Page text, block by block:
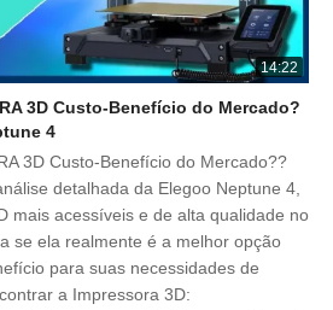
14:22
3D Custo-Benefício do Mercado?
4
3D Custo-Benefício do Mercado??
detalhada da Elegoo Neptune 4,
mais acessíveis e de alta qualidade no
se ela realmente é a melhor opção
para suas necessidades de
a Impressora 3D: